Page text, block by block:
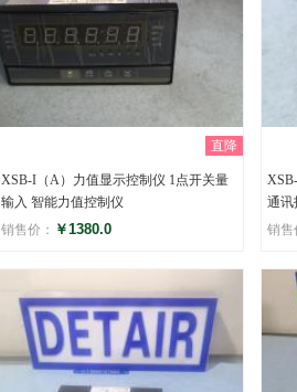
直降
XSB-I（A）力值显示控制仪 1点开关量
输入 智能力值控制仪
销售价： ￥1380.0
评分
通讯
销售
评分